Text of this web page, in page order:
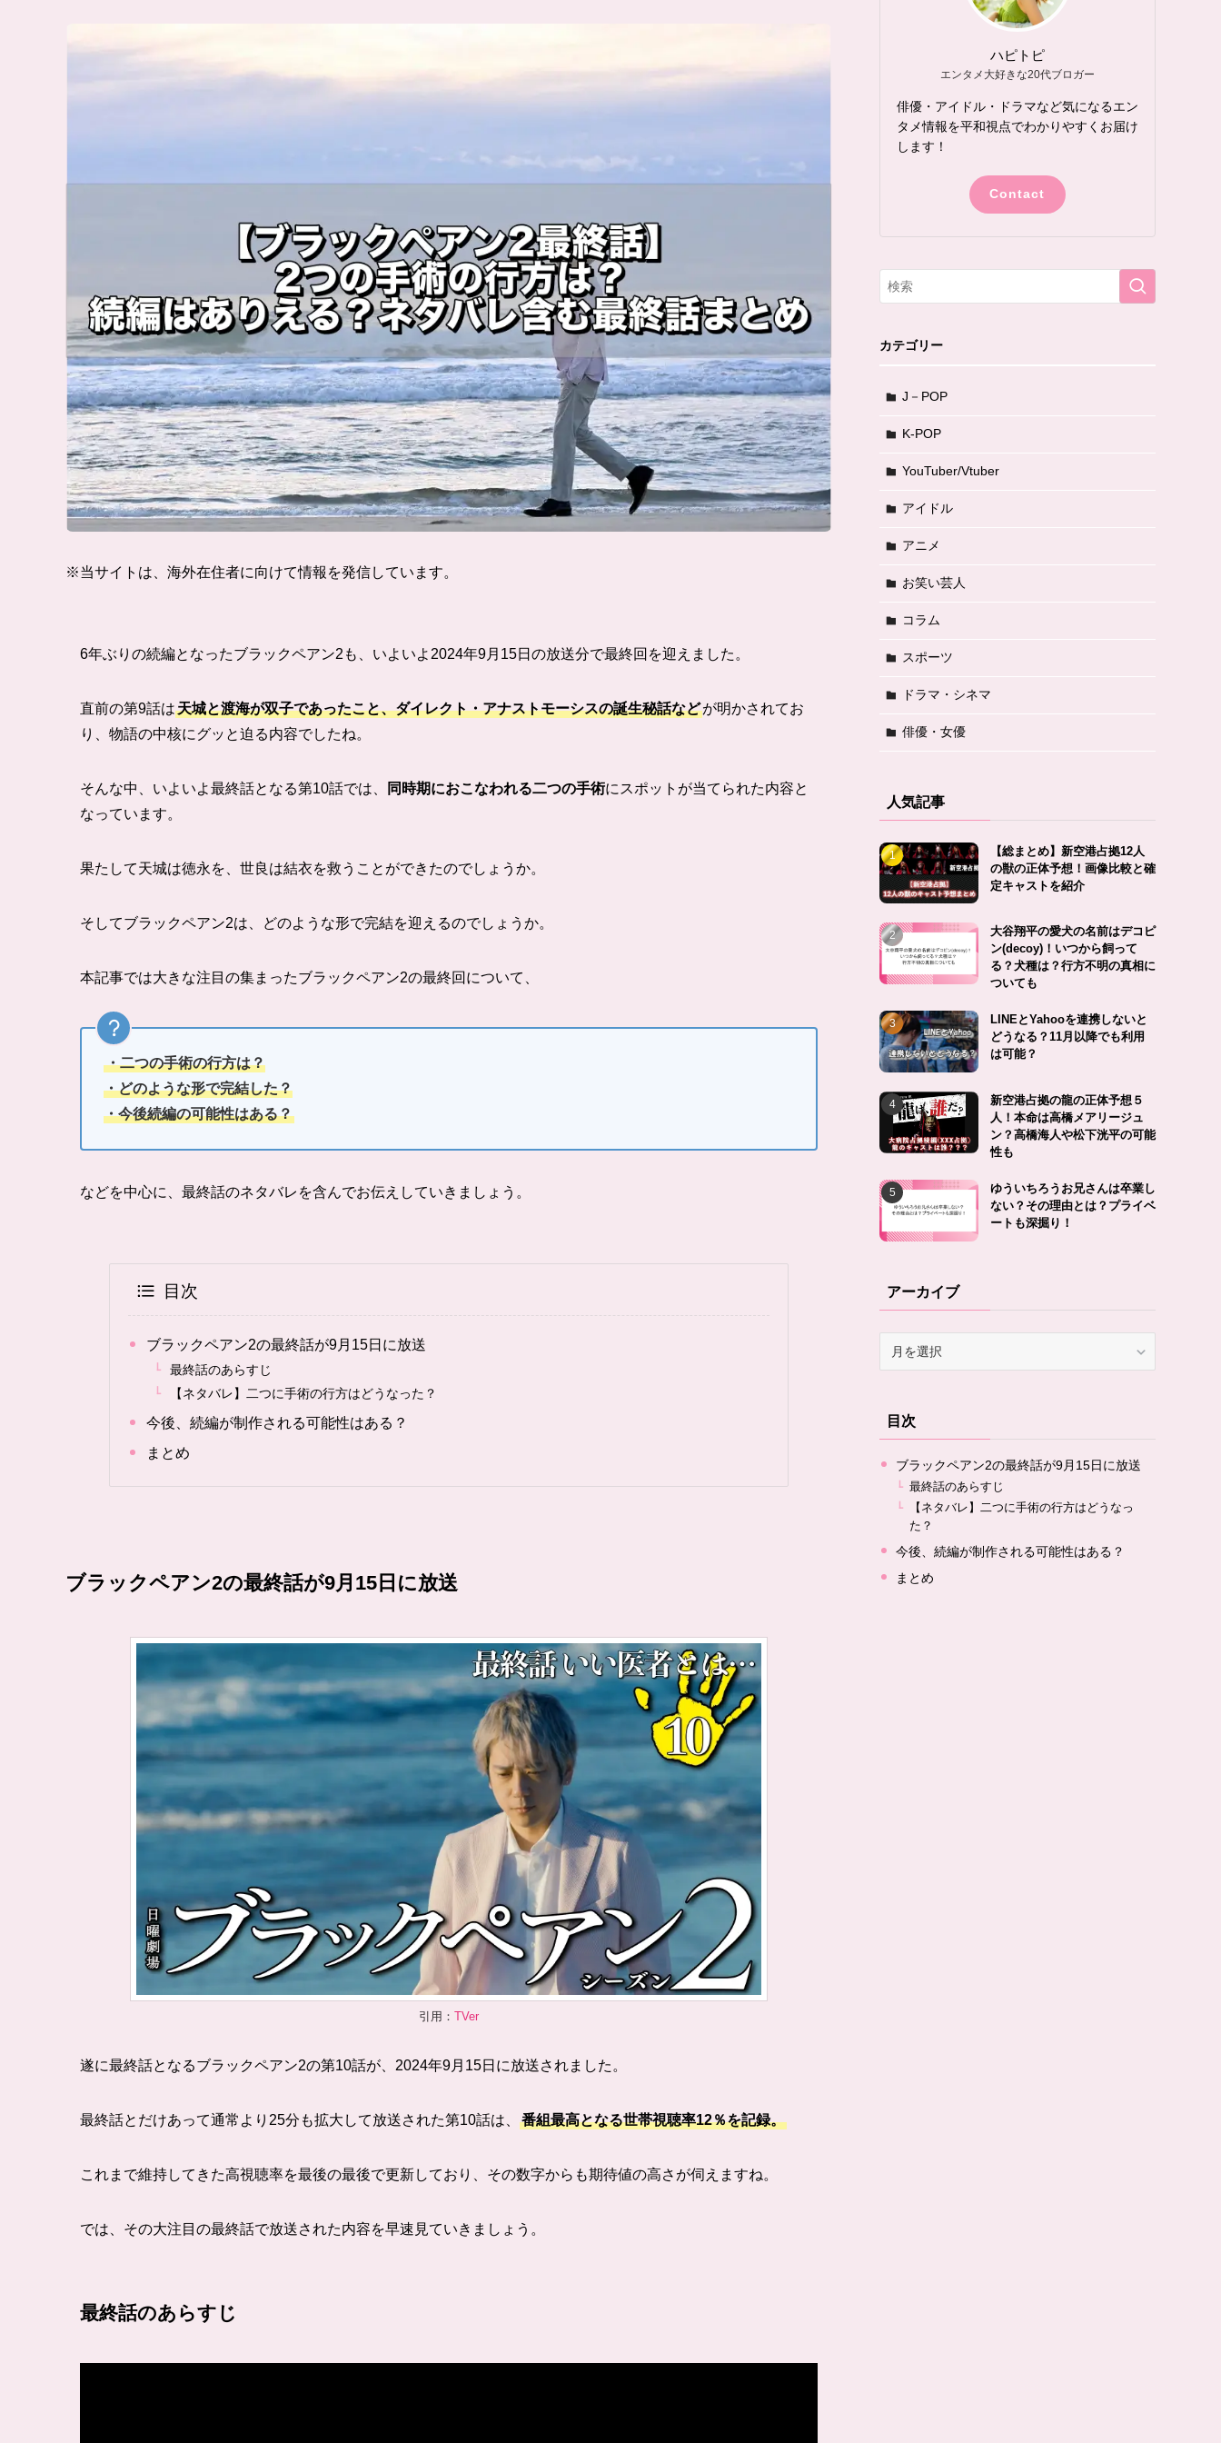
※当サイトは、海外在住者に向けて情報を発信しています。
6年ぶりの続編となったブラックペアン2も、いよいよ2024年9月15日の放送分で最終回を迎えました。
直前の第9話は天城と渡海が双子であったこと、ダイレクト・アナストモーシスの誕生秘話などが明かされてお
り、物語の中核にグッと迫る内容でしたね。
そんな中、いよいよ最終話となる第10話では、 同時期におこなわれる二つの手術にスポットが当てられた内容と
なっています。
果たして天城は徳永を、世良は結衣を救うことができたのでしょうか。
そしてブラックペアン2は、どのような形で完結を迎えるのでしょうか。
本記事では大きな注目の集まったブラックペアン2の最終回について、
・二つの手術の行方は？
・どのような形で完結した？
・今後続編の可能性はある？
などを中心に、最終話のネタバレを含んでお伝えしていきましょう。
目次
ブラックペアン2の最終話が9月15日に放送
最終話のあらすじ
【ネタバレ】二つに手術の行方はどうなった？
今後、続編が制作される可能性はある？
まとめ
ブラックペアン2の最終話が9月15日に放送
引用： TVer
遂に最終話となるブラックペアン2の第10話が、2024年9月15日に放送されました。
最終話とだけあって通常より25分も拡大して放送された第10話は、 番組最高となる世帯視聴率12％を記録。
これまで維持してきた高視聴率を最後の最後で更新しており、その数字からも期待値の高さが伺えますね。
では、その大注目の最終話で放送された内容を早速見ていきましょう。
最終話のあらすじ
ハピトピ
エンタメ大好きな20代ブロガー
俳優・アイドル・ドラマなど気になるエン
タメ情報を平和視点でわかりやすくお届け
します！
Contact
カテゴリー
J－POP
K-POP
YouTuber/Vtuber
アイドル
アニメ
お笑い芸人
コラム
スポーツ
ドラマ・シネマ
俳優・女優
人気記事
【総まとめ】新空港占拠12人
の獣の正体予想！画像比較と確
定キャストを紹介
大谷翔平の愛犬の名前はデコピ
ン(decoy)！いつから飼って
る？犬種は？行方不明の真相に
ついても
LINEとYahooを連携しないと
どうなる？11月以降でも利用
は可能？
新空港占拠の龍の正体予想５
人！本命は高橋メアリージュ
ン？高橋海人や松下洸平の可能
性も
ゆういちろうお兄さんは卒業し
ない？その理由とは？プライベ
ートも深掘り！
アーカイブ
ブ目次
ブラックペアン2の最終話が9月15日に放送
最終話のあらすじ
【ネタバレ】二つに手術の行方はどうなっ
た？
今後、続編が制作される可能性はある？
まとめ